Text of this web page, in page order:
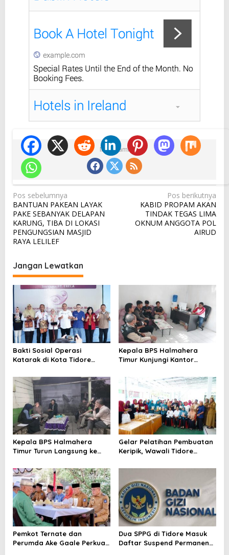
Ikuti Kami
N
a
v
i
a
s
i
p
o
s
Pos sebelumnya
BANTUAN PAKEAN LAYAK
PAKE SEBANYAK DELAPAN
KARUNG, TIBA DI LOKASI
PENGUNGSIAN MASJID
RAYA LELILEF
Pos berikutnya
KABID PROPAM AKAN
TINDAK TEGAS LIMA
OKNUM ANGGOTA POL
AIRUD
Jangan Lewatkan
Bakti Sosial Operasi
Katarak di Kota Tidore
Berlangsung
Kepala BPS Halmahera
Timur Kunjungi Kantor
Percepat Pencacahan
SE2026
Kepala BPS Halmahera
Timur Turun Langsung ke
Pendataan Sensus Ekonomi
2026
Gelar Pelatihan Pembuatan
Keripik, Wawali Tidore
Berkembang
Pemkot Ternate dan
Perumda Ake Gaale Perkuat
Dua SPPG di Tidore Masuk
Daftar Suspend Permanen